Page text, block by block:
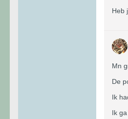
Heb
Mn
De
Ik
Ik